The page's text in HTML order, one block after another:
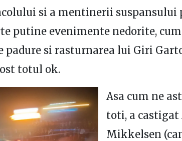
si a mentinerii suspansului
putine evenimente nedorite,
padure si rasturnarea lui Giri
totul ok.
Asa cum ne
toti, a castigat
Mikkelsen